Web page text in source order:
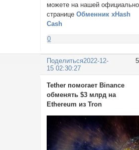
можете на нашей
страницеОбменник xHash
Cash
0
Поделиться2022-12-
15 02:30:27
Tether помогает Binance
обменять $3 млрд на
Ethereum из Tron